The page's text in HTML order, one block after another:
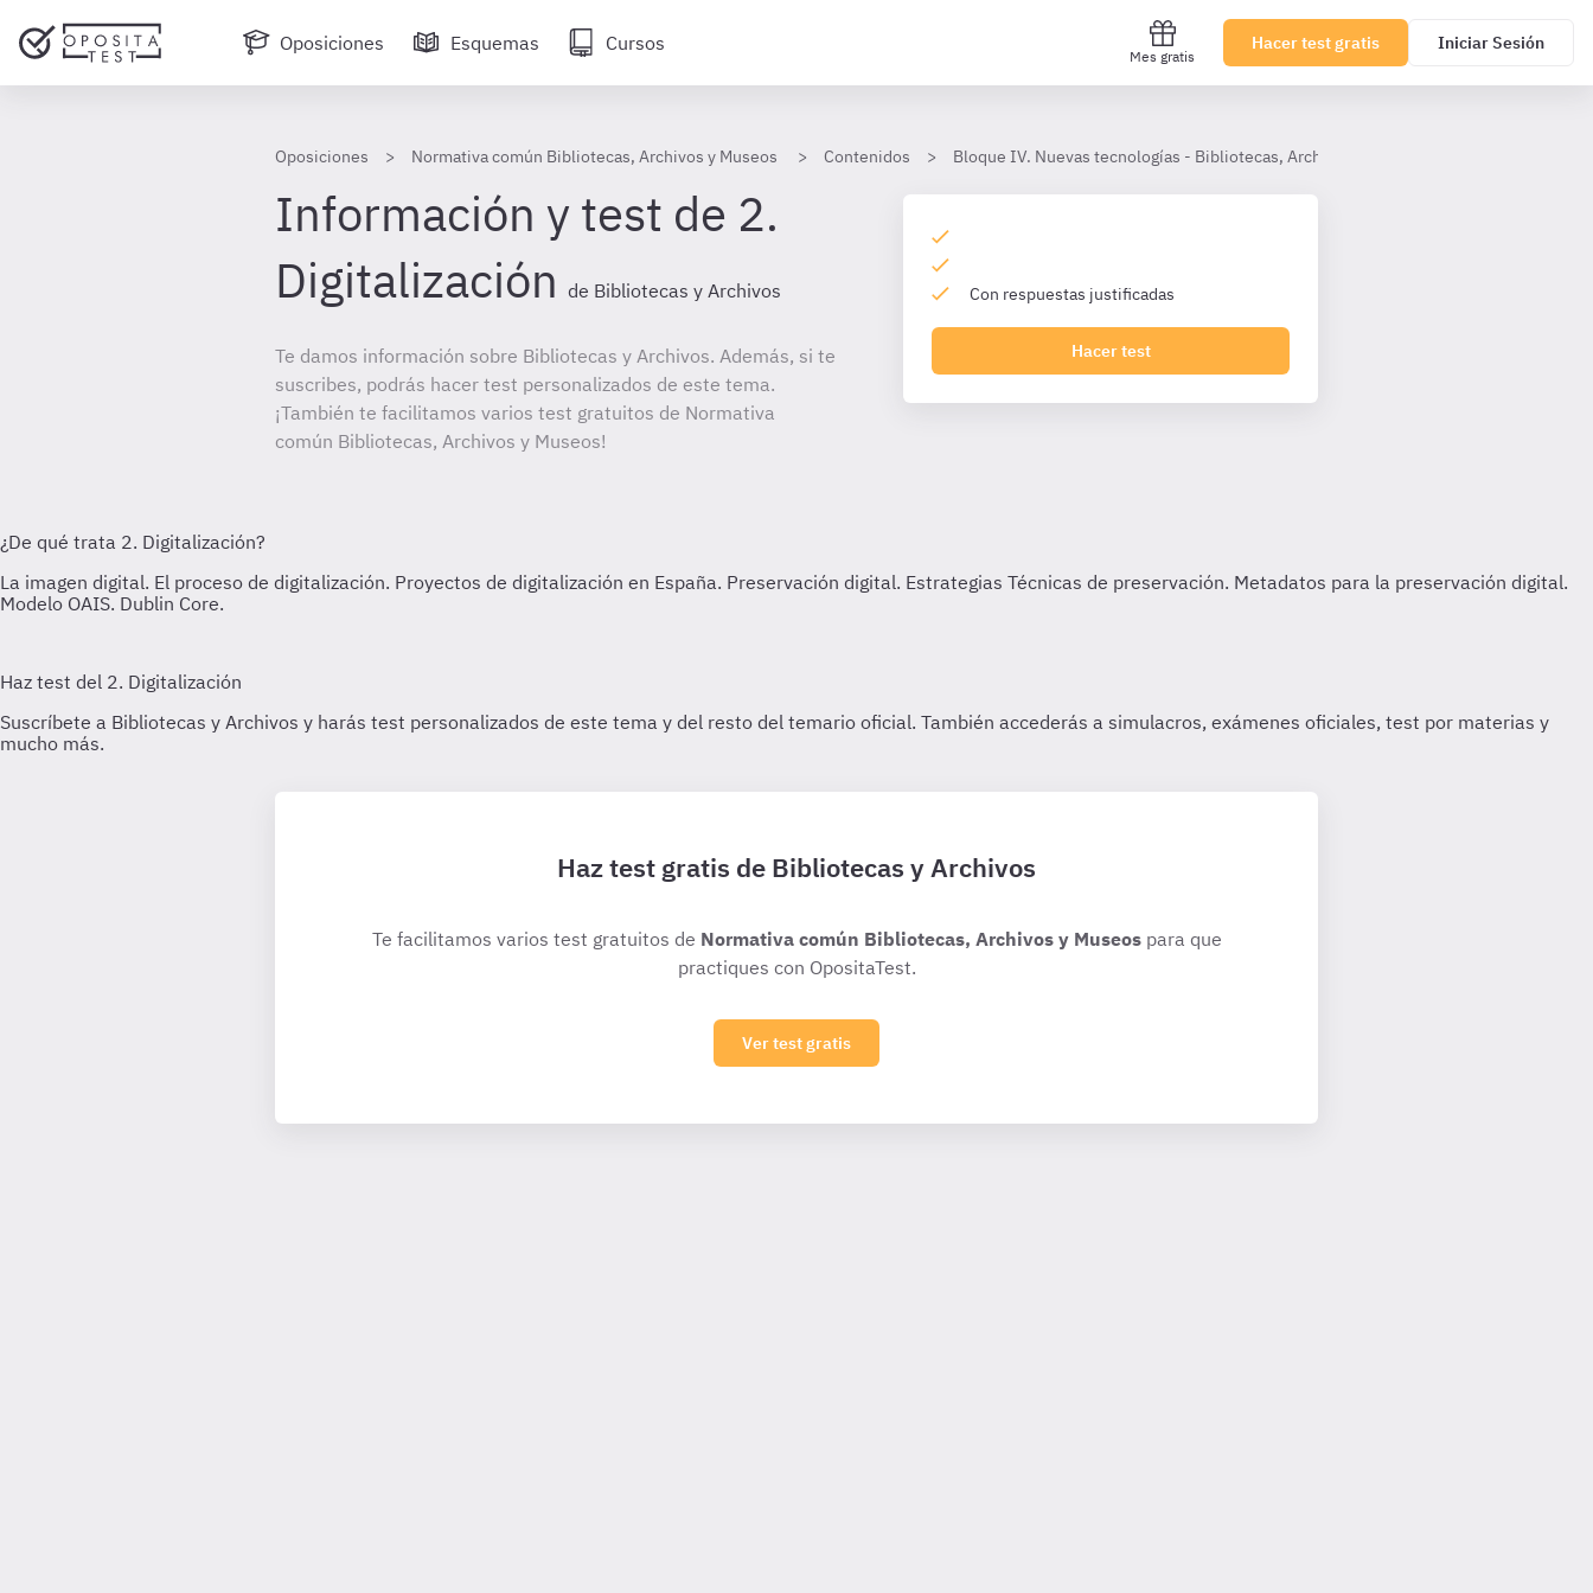
Oposiciones Esquemas Cursos
Mes gratis
Hacer test gratis Iniciar Sesión
Oposiciones Normativa común Bibliotecas, Archivos y Museos Contenidos Bloque IV. Nuevas tecnologías - Bibliotecas, Archivos, Museos
Información y test de 2.
Digitalización de Bibliotecas y Archivos
Te damos información sobre Bibliotecas y Archivos. Además, si te
suscribes, podrás hacer test personalizados de este tema.
¡También te facilitamos varios test gratuitos de Normativa
común Bibliotecas, Archivos y Museos!
Con respuestas justificadas
Hacer test
Haz test gratis de Bibliotecas y Archivos
Te facilitamos varios test gratuitos de Normativa común Bibliotecas, Archivos y Museospara que
practiques con OpositaTest.
Ver test gratis